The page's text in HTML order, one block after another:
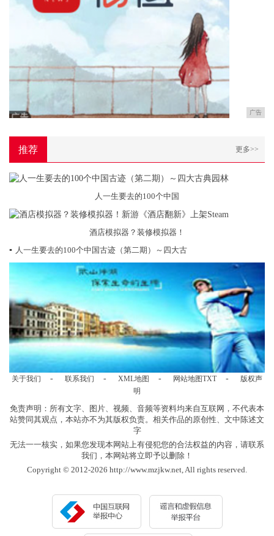
广告
推荐 更多>>
人一生要去的100个中国
酒店模拟器？装修模拟器！
▪ 人一生要去的100个中国古迹（第二期）～四大古
关于我们 - 联系我们 - XML地图 - 网站地图TXT -
版权声
明
免责声明：所有文字、图片、视频、音频等资料均来自互联网，不代表本
站赞同其观点，本站亦不为其版权负责。相关作品的原创性、文中陈述文
字
无法一一核实，如果您发现本网站上有侵犯您的合法权益的内容，请联系
我们，本网站将立即予以删除！
Copyright © 2012-2026 http://www.mzjkw.net, All rights reserved.